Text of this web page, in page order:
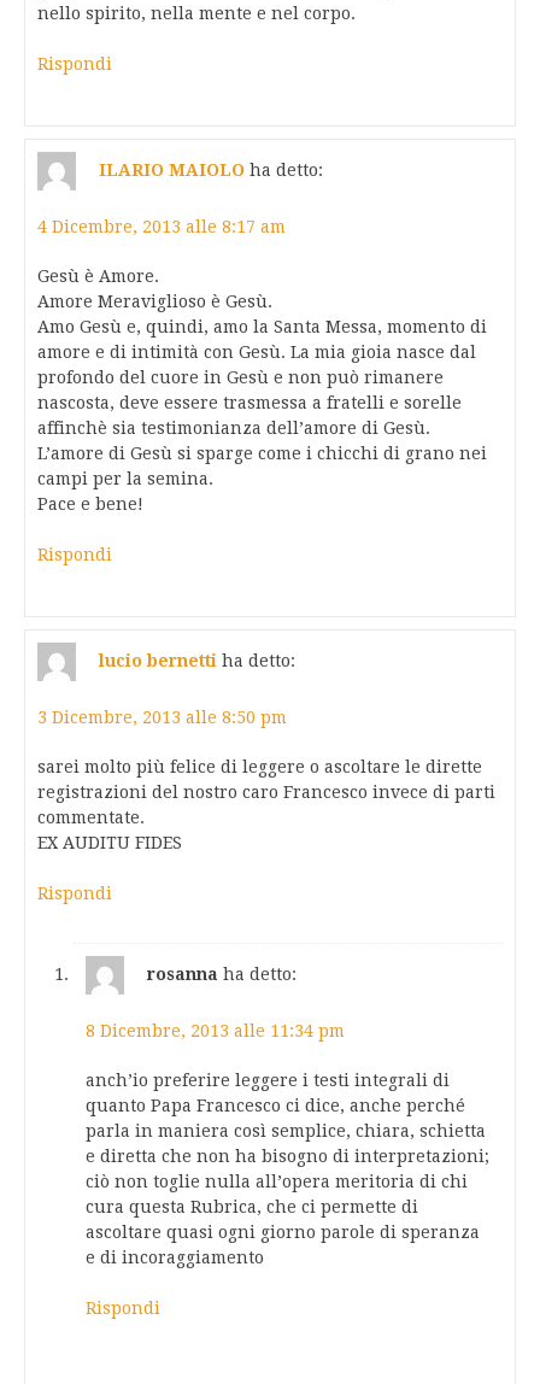
nello spirito, nella mente e nel corpo.
Rispondi
ILARIO MAIOLO ha detto:
4 Dicembre, 2013 alle 8:17 am
Gesù è Amore.
Amore Meraviglioso è Gesù.
Amo Gesù e, quindi, amo la Santa Messa, momento di
amore e di intimità con Gesù. La mia gioia nasce dal
profondo del cuore in Gesù e non può rimanere
nascosta, deve essere trasmessa a fratelli e sorelle
affinchè sia testimonianza dell’amore di Gesù.
L’amore di Gesù si sparge come i chicchi di grano nei
campi per la semina.
Pace e bene!
Rispondi
lucio bernetti ha detto:
3 Dicembre, 2013 alle 8:50 pm
sarei molto più felice di leggere o ascoltare le dirette
registrazioni del nostro caro Francesco invece di parti
commentate.
EX AUDITU FIDES
Rispondi
rosanna ha detto:
8 Dicembre, 2013 alle 11:34 pm
anch’io preferire leggere i testi integrali di
quanto Papa Francesco ci dice, anche perché
parla in maniera così semplice, chiara, schietta
e diretta che non ha bisogno di interpretazioni;
ciò non toglie nulla all’opera meritoria di chi
cura questa Rubrica, che ci permette di
ascoltare quasi ogni giorno parole di speranza
e di incoraggiamento
Rispondi